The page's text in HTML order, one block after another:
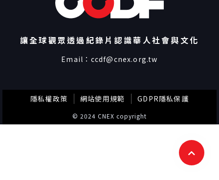
讓全球觀眾透過紀錄片認識華人社會與文化
Email： ccdf@cnex.org.tw
© 2024 CNEX copyright
隱私權政策 網站使用規範 GDPR隱私保護